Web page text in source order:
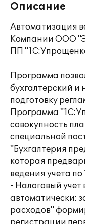
Описание
Автоматизация
Компании ООО
ПП
Программа
бухгалтерский и
подготовку
Программа
совокупность
специальной
"Бухгалтерия
которая
ведения учета
- Налоговый учет
автоматически:
расходов"